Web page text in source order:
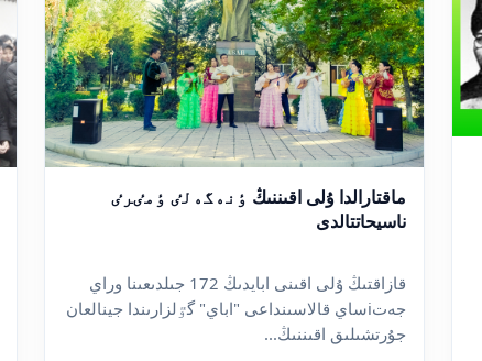
ماقتارالدا ۇلى اقىننىڭ ٶنەگەلٸ ٶمٸرٸ
ناسيحاتتالدى
قازاقتىڭ ۇلى اقىنى ابايدىڭ 172 جىلدىعىنا وراي
جەتiساي قالاسىنداعى "اباي" گٷلزارىندا جينالعان
جۇرتشىلىق اقىننىڭ...